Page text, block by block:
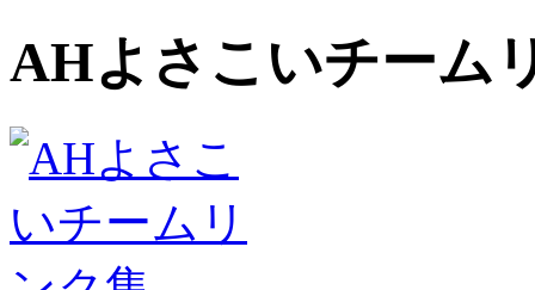
AHよさこいチーム